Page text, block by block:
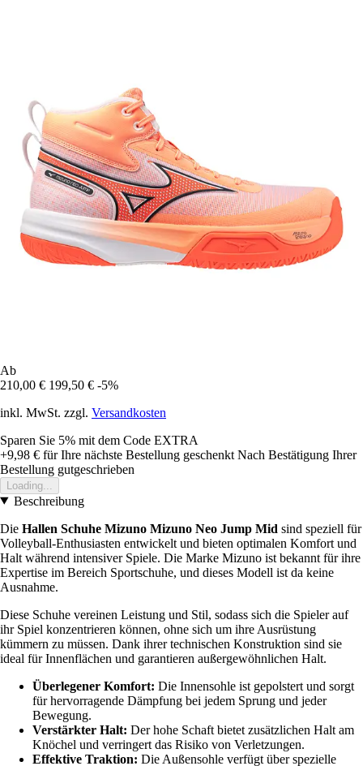
Ab
210,00 € 199,50 € -5%
inkl. MwSt. zzgl. Versandkosten
Sparen Sie 5% mit dem Code EXTRA
+9,98 € für Ihre nächste Bestellung geschenkt Nach Bestätigung Ihrer
Bestellung gutgeschrieben
Loading...
Beschreibung
Die Hallen Schuhe Mizuno Mizuno Neo Jump Mid sind speziell für
Volleyball-Enthusiasten entwickelt und bieten optimalen Komfort und
Halt während intensiver Spiele. Die Marke Mizuno ist bekannt für ihre
Expertise im Bereich Sportschuhe, und dieses Modell ist da keine
Ausnahme.
Diese Schuhe vereinen Leistung und Stil, sodass sich die Spieler auf
ihr Spiel konzentrieren können, ohne sich um ihre Ausrüstung
kümmern zu müssen. Dank ihrer technischen Konstruktion sind sie
ideal für Innenflächen und garantieren außergewöhnlichen Halt.
Überlegener Komfort: Die Innensohle ist gepolstert und sorgt
für hervorragende Dämpfung bei jedem Sprung und jeder
Bewegung.
Verstärkter Halt: Der hohe Schaft bietet zusätzlichen Halt am
Knöchel und verringert das Risiko von Verletzungen.
Effektive Traktion: Die Außensohle verfügt über spezielle